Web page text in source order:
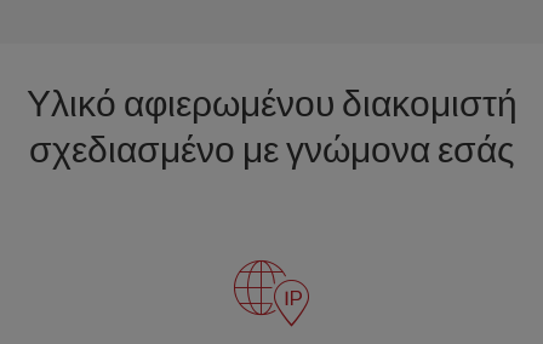
Υλικό αφιερωμένου διακομιστή
σχεδιασμένο με γνώμονα εσάς